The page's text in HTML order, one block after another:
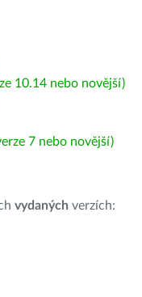
10.14 nebo novější)
7 nebo novější)
vydaných verzích: